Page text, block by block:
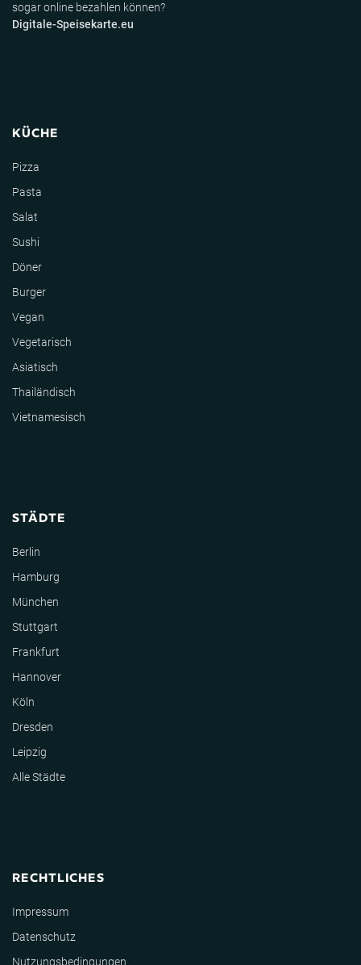
sogar online bezahlen können?
Digitale-Speisekarte.eu
KÜCHE
Pizza
Pasta
Salat
Sushi
Döner
Burger
Vegan
Vegetarisch
Asiatisch
Thailändisch
Vietnamesisch
STÄDTE
Berlin
Hamburg
München
Stuttgart
Frankfurt
Hannover
Köln
Dresden
Leipzig
Alle Städte
RECHTLICHES
Impressum
Datenschutz
Nutzungsbedingungen